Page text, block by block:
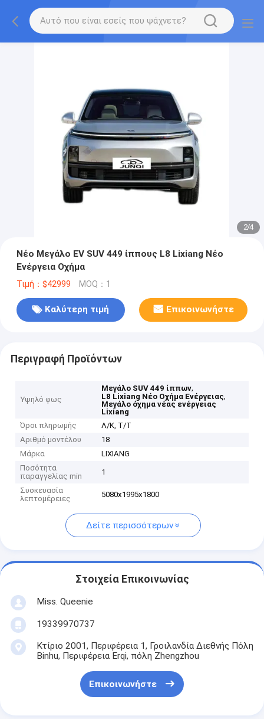
2/4
Νέο Μεγάλο EV SUV 449 ίππους L8 Lixiang Νέο
Ενέργεια Οχήμα
Τιμή：$42999 MOQ：1
Καλύτερη τιμή Επικοινωνήστε
Περιγραφή Προϊόντων
Υψηλό φως
Μεγάλο SUV 449 ίππων,
L8 Lixiang Νέο Οχήμα Ενέργειας,
Μεγάλο όχημα νέας ενέργειας
Lixiang
Όροι πληρωμής
Λ/Κ, Τ/Τ
Αριθμό μοντέλου
18
Μάρκα
LIXIANG
Ποσότητα
παραγγελίας min
1
Συσκευασία
λεπτομέρειες
5080x1995x1800
Δείτε περισσότερων
Στοιχεία Επικοινωνίας
Miss. Queenie
19339970737
Κτίριο 2001, Περιφέρεια 1, Γροιλανδία Διεθνής Πόλη
Binhu, Περιφέρεια Erqi, πόλη Zhengzhou
Επικοινωνήστε